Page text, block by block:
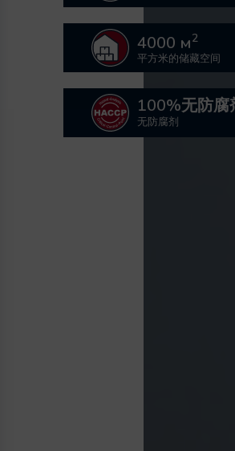
4000 м2
平方米的储藏空间
100%无防腐
无防腐剂